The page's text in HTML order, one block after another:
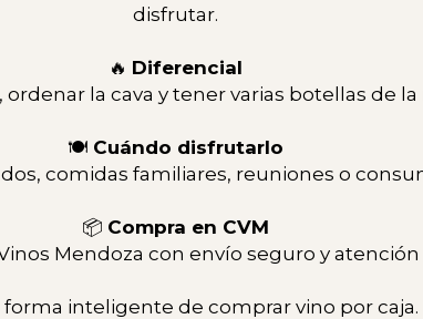
disfrutar.
🔥 Diferencial
la cava y tener varias botellas de
🍽 Cuándo disfrutarlo
comidas familiares, reuniones o
📦 Compra en CVM
Mendoza con envío seguro y
forma inteligente de comprar vino por caja.